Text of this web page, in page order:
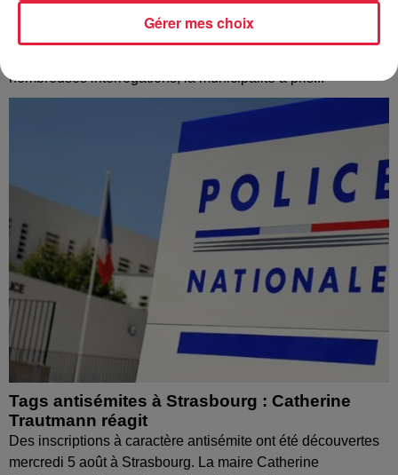
À Hoerdt, de l’eau brune sort des robinets
nombreuses interrogations, la municipalité a pris...
Tags antisémites à Strasbourg : Catherine
Trautmann réagit
Des inscriptions à caractère antisémite ont été découvertes
mercredi 5 août à Strasbourg. La maire Catherine
Gérer mes choix